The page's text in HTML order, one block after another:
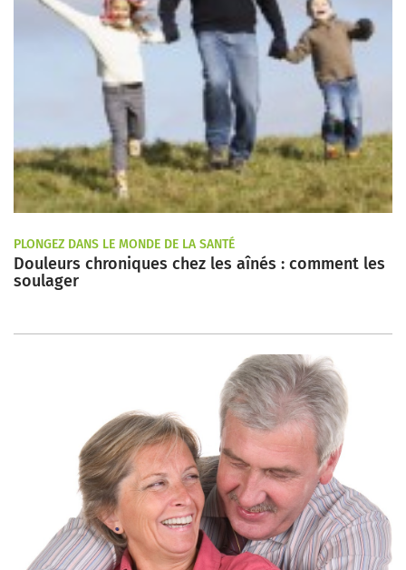
PLONGEZ DANS LE MONDE DE LA SANTÉ
Douleurs chroniques chez les aînés : comment les
soulager